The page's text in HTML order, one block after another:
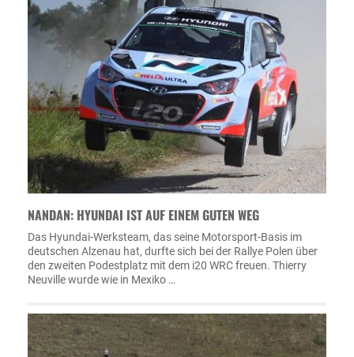
NANDAN: HYUNDAI IST AUF EINEM GUTEN WEG
Das Hyundai-Werksteam, das seine Motorsport-Basis im
deutschen Alzenau hat, durfte sich bei der Rallye Polen über
den zweiten Podestplatz mit dem i20 WRC freuen. Thierry
Neuville wurde wie in Mexiko …